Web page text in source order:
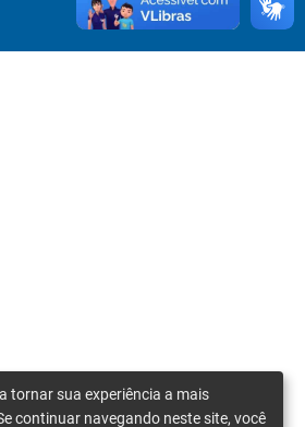
tornar sua experiência a mais
continuar navegando neste site, você